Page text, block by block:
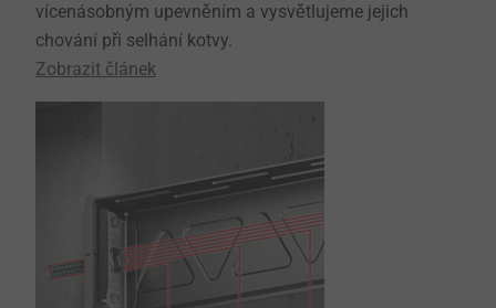
vícenásobným upevněním a vysvětlujeme jejich
chování při selhání kotvy.
Zobrazit článek